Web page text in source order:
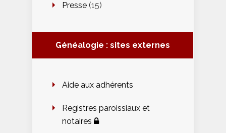
Presse (15)
Généalogie : sites externes
Aide aux adhérents
Registres paroissiaux et
notaires